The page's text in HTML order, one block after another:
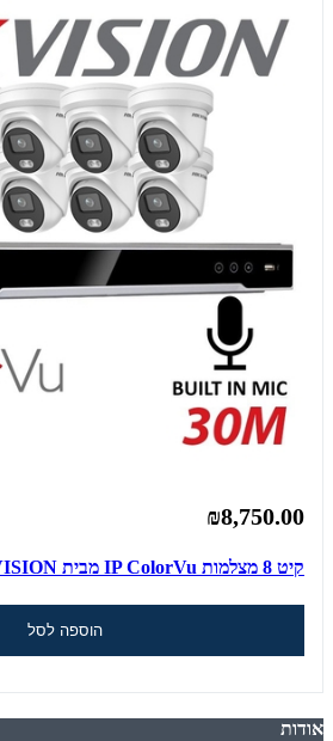
₪8,750.00
קיט 8 מצלמות IP ColorVu מבית HIKVISION
הוספה לסל
אודות